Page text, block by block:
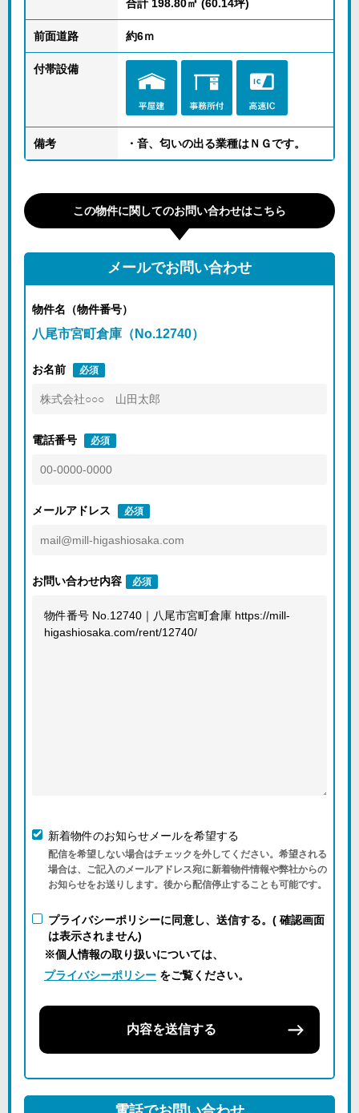
合計 198.80㎡ (60.14坪)
前面道路 約6ｍ
付帯設備
備考 ・音、匂いの出る業種はＮＧです。
この物件に関してのお問い合わせはこちら
メールでお問い合わせ
物件名（物件番号）
八尾市宮町倉庫（No.12740）
お名前 必須
電話番号 必須
メールアドレス 必須
お問い合わせ内容 必須
新着物件のお知らせメールを希望する
配信を希望しない場合はチェックを外してください。希望される
場合は、ご記入のメールアドレス宛に新着物件情報や弊社からの
お知らせをお送りします。後から配信停止することも可能です。
プライバシーポリシーに同意し、送信する。( 確認画面
は表示されません)
※個人情報の取り扱いについては、
プライバシーポリシー をご覧ください。
内容を送信する